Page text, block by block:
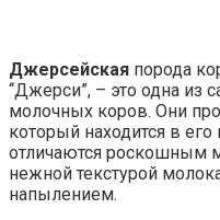
Джерсейская порода
“Джерси”, – это одна из
молочных коров. Они
который находится в
отличаются роскошным
нежной текстурой
напылением.